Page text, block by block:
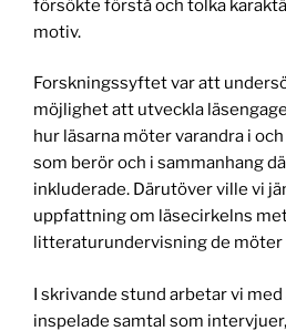
försökte förstå och tolka
motiv.
Forskningssyftet var att
möjlighet att utveckla
hur läsarna möter varandra i
som berör och i sammanhang
inkluderade. Därutöver ville vi
uppfattning om läsecirkelns
litteraturundervisning de möter
I skrivande stund arbetar vi med
inspelade samtal som